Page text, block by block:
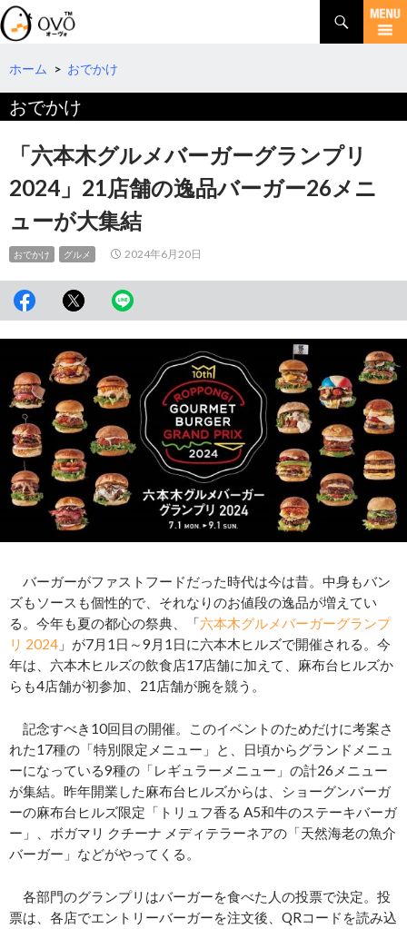
検
索
コ
テ
ツ
へ
ホーム > おでかけ
おでかけ
「六本木グルメバーガーグランプリ
2024」21店舗の逸品バーガー26メニ
ューが大集結
おでかけ グルメ 2024年6月20日
バーガーがファストフードだった時代は今は昔。中身もバン
ズもソースも個性的で、それなりのお値段の逸品が増えてい
る。今年も夏の都心の祭典、「六本木グルメバーガーグランプ
リ 2024 」が7月1日～9月1日に六本木ヒルズで開催される。今
年は、六本木ヒルズの飲食店17店舗に加えて、麻布台ヒルズか
らも4店舗が初参加、21店舗が腕を競う。
記念すべき10回目の開催。このイベントのためだけに考案さ
れた17種の「特別限定メニュー」と、日頃からグランドメニュ
ーになっている9種の「レギュラーメニュー」の計26メニュー
が集結。昨年開業した麻布台ヒルズからは、ショーグンバーガ
ーの麻布台ヒルズ限定「トリュフ香る A5和牛のステーキバーガ
ー」、ボガマリ クチーナ メディテラーネアの「天然海老の魚介
バーガー」などがやってくる。
各部門のグランプリはバーガーを食べた人の投票で決定。投
票は、各店でエントリーバーガーを注文後、QRコードを読み込